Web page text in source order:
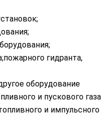
гидранта,
оборудование
и пускового газа
и импульсного